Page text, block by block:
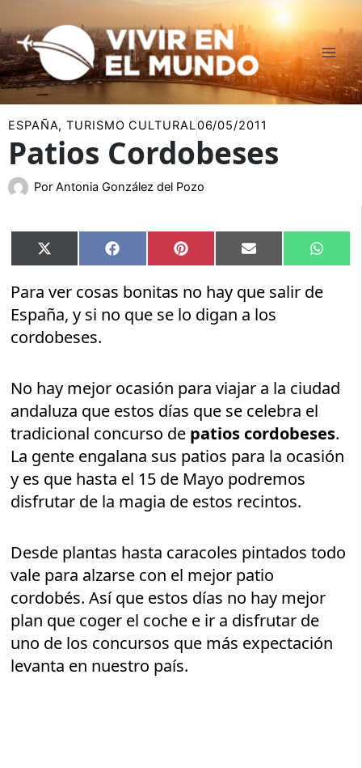
al
contenido
ESPAÑA,TURISMO CULTURAL06/05/2011
Patios Cordobeses
Por Antonia González del Pozo
Compartir
en
X
(Twitter)
Compartir
en
Facebook Compartir
en
Pinterest Compartir
en
Email
en
Para ver cosas bonitas no hay que salir de
España, y si no que se lo digan a los
cordobeses.
No hay mejor ocasión para viajar a la ciudad
andaluza que estos días que se celebra el
tradicional concurso de patios cordobeses.
La gente engalana sus patios para la ocasión
y es que hasta el 15 de Mayo podremos
disfrutar de la magia de estos recintos.
Desde plantas hasta caracoles pintados todo
vale para alzarse con el mejor patio
cordobés. Así que estos días no hay mejor
plan que coger el coche e ir a disfrutar de
uno de los concursos que más expectación
levanta en nuestro país.